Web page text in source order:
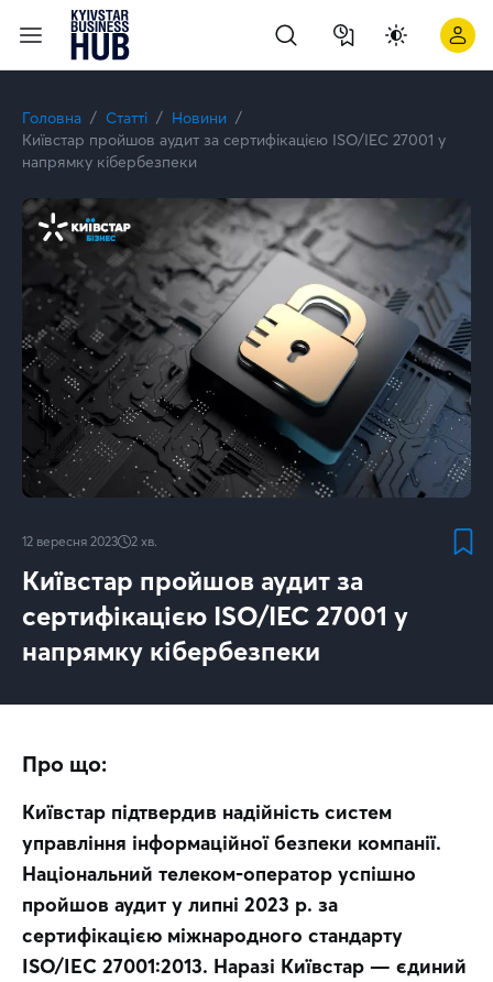
Головна Статті
Новини
Київстар пройшов аудит за сертифікацією ISO/IEC 27001 у
напрямку кібербезпеки
12 вересня 2023 2 хв.
Київстар пройшов аудит за
сертифікацією ISO/IEC 27001 у
напрямку кібербезпеки
Про що:
Київстар підтвердив надійність систем
управління інформаційної безпеки компанії.
Національний телеком-оператор успішно
пройшов аудит у липні 2023 р. за
сертифікацією міжнародного стандарту
ISO/IEC 27001:2013. Наразі Київстар — єдиний
Київстар підтвердив спеціалізацію Analytics on Microsoft